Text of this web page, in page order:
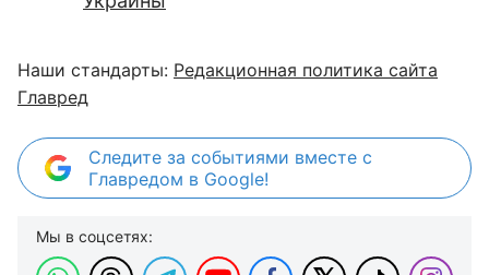
Наши стандарты: Редакционная политика сайта
Главред
Следите за событиями вместе с
Главредом в Google!
Мы в соцсетях: